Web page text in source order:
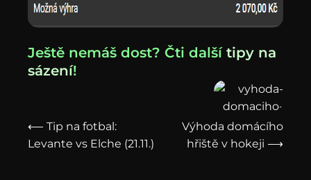
Ještě nemáš dost? Čti další tipy na
sázení!
⟵ Tip na fotbal:
Levante vs Elche (21.11.)
Výhoda domácího
hřiště v hokeji ⟶